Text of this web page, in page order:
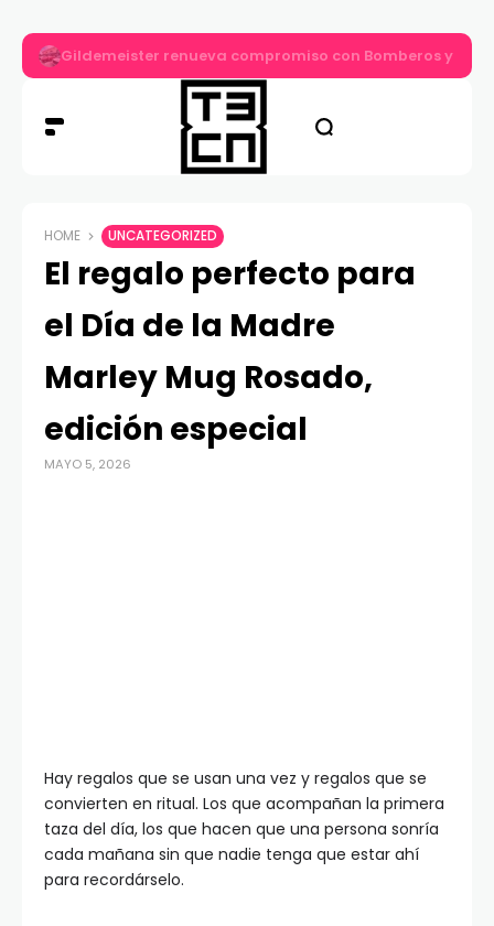
Gildemeister renueva compromiso con Bomberos y
HOME UNCATEGORIZED
El regalo perfecto para
el Día de la Madre
Marley Mug Rosado,
edición especial
MAYO 5, 2026
Hay regalos que se usan una vez y regalos que se
convierten en ritual. Los que acompañan la primera
taza del día, los que hacen que una persona sonría
cada mañana sin que nadie tenga que estar ahí
para recordárselo.